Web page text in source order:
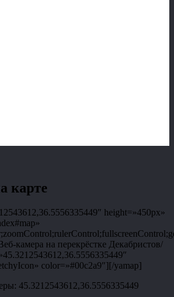
карте
height=»450px»
камера на перекрёстке Декабристов/
color=»#00c2a9″][/yamap]
45.3212543612,36.5556335449